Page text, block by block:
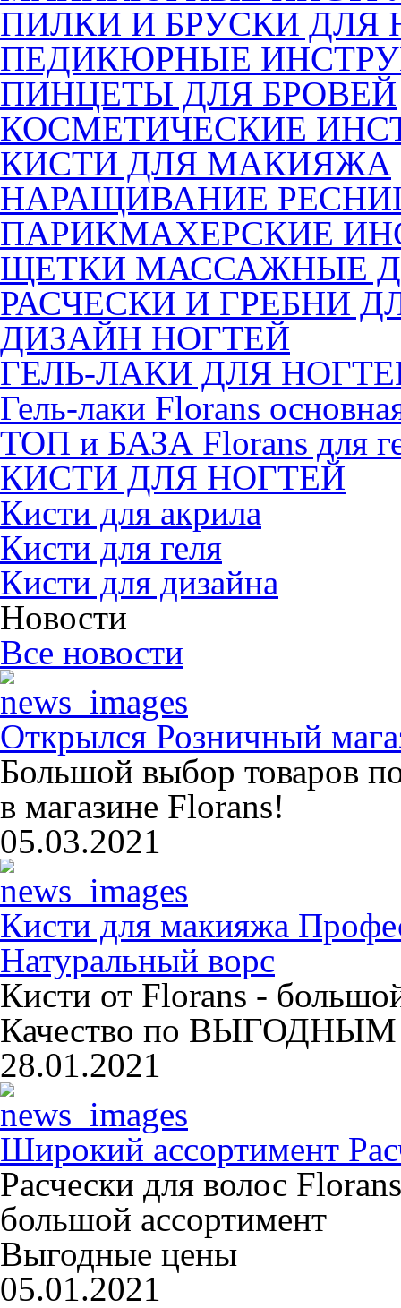
ПИЛКИ И БРУСКИ ДЛЯ
ПЕДИКЮРНЫЕ
ПИНЦЕТЫ ДЛЯ БРОВЕЙ
КОСМЕТИЧЕСКИЕ
КИСТИ ДЛЯ МАКИЯЖА
НАРАЩИВАНИЕ
ПАРИКМАХЕРСКИЕ
ЩЕТКИ МАССАЖНЫЕ
РАСЧЕСКИ И ГРЕБНИ
ДИЗАЙН НОГТЕЙ
ГЕЛЬ-ЛАКИ ДЛЯ
Гель-лаки Florans
ТОП и БАЗА Florans для
КИСТИ ДЛЯ НОГТЕЙ
Кисти для акрила
Кисти для геля
Кисти для дизайна
Новости
Все новости
Открылся Розничный
Большой выбор товаров
в магазине Florans!
05.03.2021
Кисти для макияжа
Натуральный ворс
Кисти от Florans -
Качество по ВЫГОДНЫМ
28.01.2021
Широкий ассортимент
Расчески для волос Florans
большой ассортимент
Выгодные цены
05.01.2021